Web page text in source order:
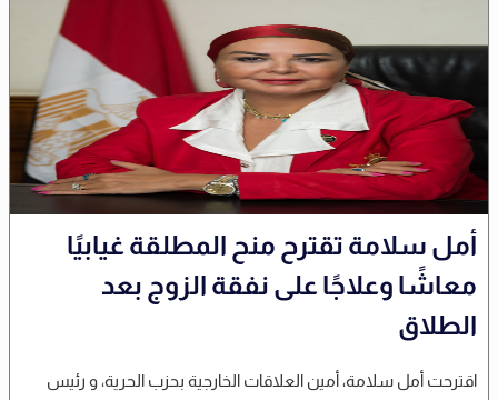
أمل سلامة تقترح منح المطلقة غيابيًا
معاشًا وعلاجًا على نفقة الزوج بعد
الطلاق
اقترحت أمل سلامة، أمين العلاقات الخارجية بحزب الحرية، و رئيس